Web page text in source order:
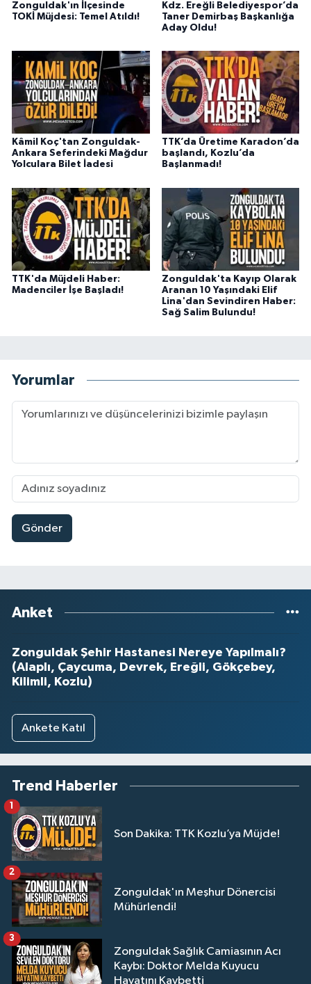
Zonguldak'ın İlçesinde
TOKİ Müjdesi: Temel Atıldı!
Kdz. Ereğli Belediyespor’da
Taner Demirbaş Başkanlığa
Aday Oldu!
Kâmil Koç'tan Zonguldak-
Ankara Seferindeki Mağdur
Yolculara Bilet İadesi
TTK’da Üretime Karadon’da
başlandı, Kozlu’da
Başlanmadı!
TTK'da Müjdeli Haber:
Madenciler İşe Başladı!
Zonguldak'ta Kayıp Olarak
Aranan 10 Yaşındaki Elif
Lina'dan Sevindiren Haber:
Sağ Salim Bulundu!
Yorumlar
Gönder
Anket
Zonguldak Şehir Hastanesi Nereye Yapılmalı?
(Alaplı, Çaycuma, Devrek, Ereğli, Gökçebey,
Kilimli, Kozlu)
Ankete Katıl
Trend Haberler
Son Dakika: TTK Kozlu’ya Müjde!
1
Zonguldak'ın Meşhur Dönercisi
Mühürlendi!
2
Zonguldak Sağlık Camiasının Acı
Kaybı: Doktor Melda Kuyucu
Hayatını Kaybetti
3